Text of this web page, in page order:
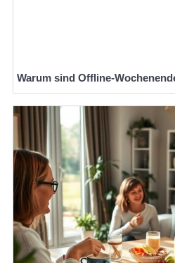
Warum sind Offline-